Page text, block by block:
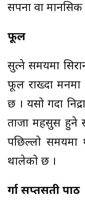
सपना वा
फूल
सुत्ने समयमा
फूल राख्दा मनमा
छ । यसो गर्दा
ताजा महसुस हुने
पछिल्लो समयमा
थालेको छ ।
दुर्गा सप्तसती पाठ